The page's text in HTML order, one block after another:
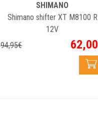
SHIMANO
Shimano shifter XT M8100 R
12V
94,95€ 62,00